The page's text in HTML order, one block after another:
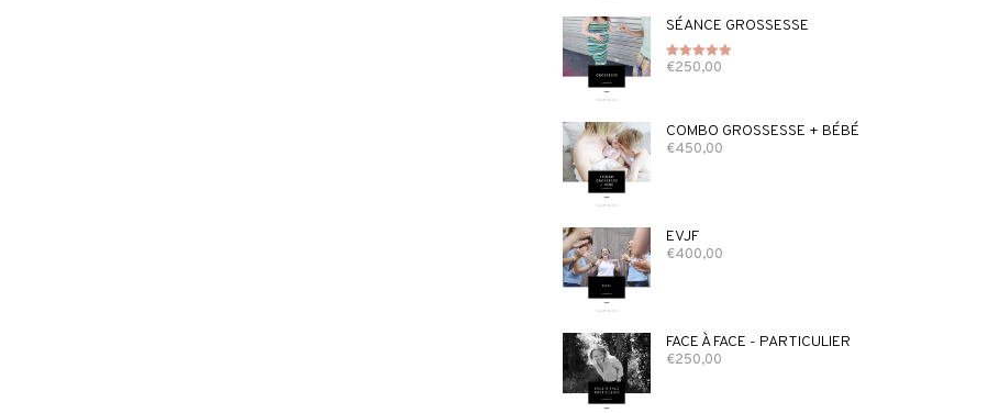
SÉANCE GROSSESSE
Note5.00
€250,00
COMBO GROSSESSE + BÉBÉ
€450,00
EVJF
€400,00
FACE À FACE - PARTICULIER
€250,00